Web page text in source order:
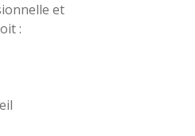
et
: